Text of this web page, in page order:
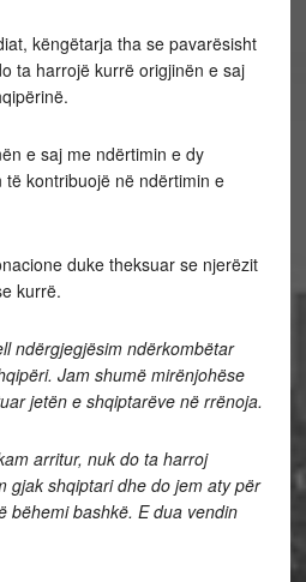
këngëtarja tha se pavarësisht
ta harrojë kurrë origjinën e saj
e saj me ndërtimin e dy
kontribuojë në ndërtimin e
duke theksuar se njerëzit
kurrë.
ndërgjegjësim ndërkombëtar
Jam shumë mirënjohëse
jetën e shqiptarëve në rrënoja.
arritur, nuk do ta harroj
gjak shqiptari dhe do jem aty për
bëhemi bashkë. E dua vendin